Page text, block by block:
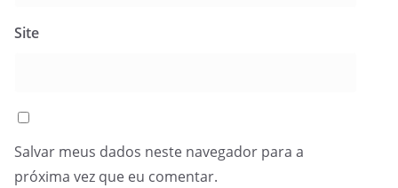
Site
Salvar meus dados neste navegador para a
próxima vez que eu comentar.